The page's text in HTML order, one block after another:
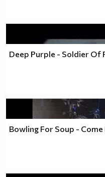
Deep Purple - Soldier Of
Bowling For Soup - Come